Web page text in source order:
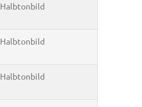
Halbtonbild
Halbtonbild
Halbtonbild